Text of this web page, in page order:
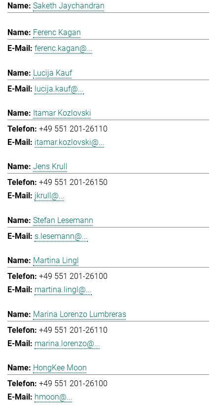
Saketh Jaychandran
Ferenc Kagan
ferenc.kagan@...
Lucija Kauf
lucija.kauf@...
Itamar Kozlovski
+49 551 201-26110
itamar.kozlovski@...
Jens Krull
+49 551 201-26150
jkrull@...
Stefan Lesemann
s.lesemann@...
Martina Lingl
+49 551 201-26100
martina.lingl@...
Marina Lorenzo Lumbreras
+49 551 201-26110
marina.lorenzo@...
HongKee Moon
+49 551 201-26100
hmoon@...